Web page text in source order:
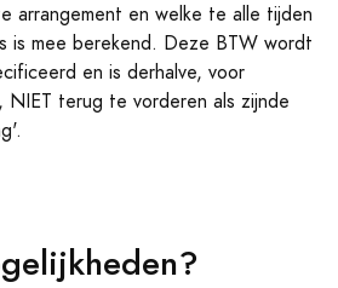
arrangement en welke te alle tijden
is mee berekend. Deze BTW wordt
en is derhalve, voor
NIET terug te vorderen als zijnde